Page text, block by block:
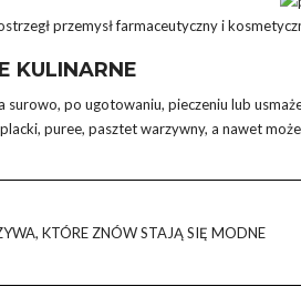
przemysł farmaceutyczny i
KULINARNE
surowo, po ugotowaniu, pieczeniu lub
puree, pasztet warzywny, a nawet
KTÓRE ZNÓW STAJĄ SIĘ MODNE